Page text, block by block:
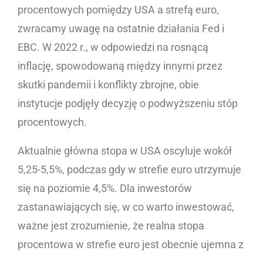
procentowych pomiędzy USA a strefą euro,
zwracamy uwagę na ostatnie działania Fed i
EBC. W 2022 r., w odpowiedzi na rosnącą
inflację, spowodowaną między innymi przez
skutki pandemii i konflikty zbrojne, obie
instytucje podjęły decyzję o podwyższeniu stóp
procentowych.
Aktualnie główna stopa w USA oscyluje wokół
5,25-5,5%, podczas gdy w strefie euro utrzymuje
się na poziomie 4,5%. Dla inwestorów
zastanawiających się, w co warto inwestować,
ważne jest zrozumienie, że realna stopa
procentowa w strefie euro jest obecnie ujemna z